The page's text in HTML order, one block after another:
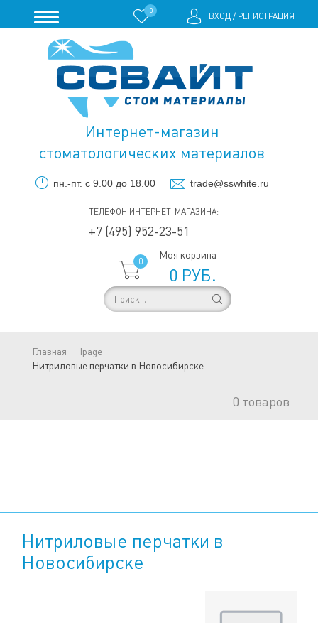
0
ВХОД/ РЕГИСТРАЦИЯ
Интернет-магазин
стоматологических материалов
пн.-пт. с 9.00 до 18.00 trade@sswhite.ru
ТЕЛЕФОН ИНТЕРНЕТ-МАГАЗИНА:
+7 (495) 952-23-51
0
Моя корзина
0 РУБ.
Главная
lpage
Нитриловые перчатки в Новосибирске
0 товаров
Нитриловые перчатки в
Новосибирске